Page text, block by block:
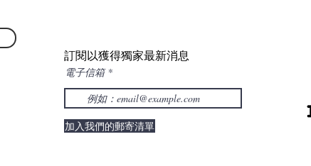
訂閱以獲得獨家最新消息
電子信箱
加入我們的郵寄清單